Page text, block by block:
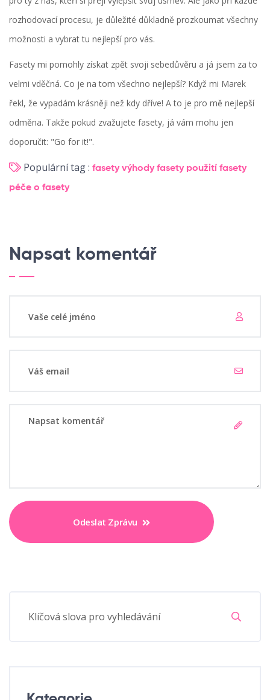
rozhodovací procesu, je důležité důkladně prozkoumat všechny
možnosti a vybrat tu nejlepší pro vás.
Fasety mi pomohly získat zpět svoji sebedůvěru a já jsem za to
velmi vděčná. Co je na tom všechno nejlepší? Když mi Marek
řekl, že vypadám krásněji než kdy dříve! A to je pro mě nejlepší
odměna. Takže pokud zvažujete fasety, já vám mohu jen
doporučit: "Go for it!".
Populární tag : fasety výhody fasety použití fasety
péče o fasety
Napsat komentář
Odeslat Zprávu